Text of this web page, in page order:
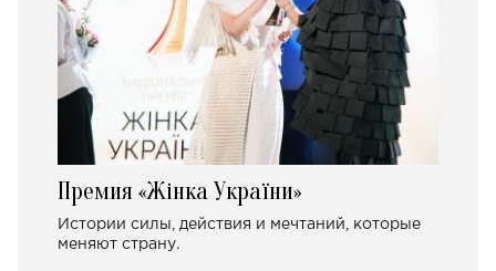
Премия «Жінка України»
Истории силы, действия и мечтаний, которые
меняют страну.